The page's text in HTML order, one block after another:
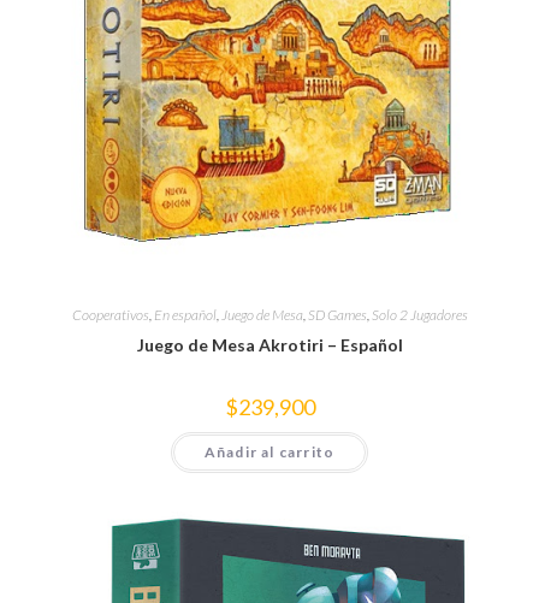
Cooperativos En español, Juego de Mesa SD Games Solo 2 Jugadores
Juego de Mesa Akrotiri – Español
$239,900
Añadir al carrito